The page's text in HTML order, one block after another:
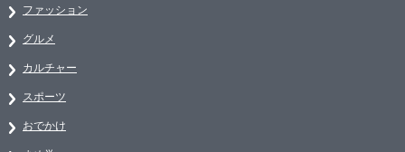
ファッション
グルメ
カルチャー
スポーツ
おでかけ